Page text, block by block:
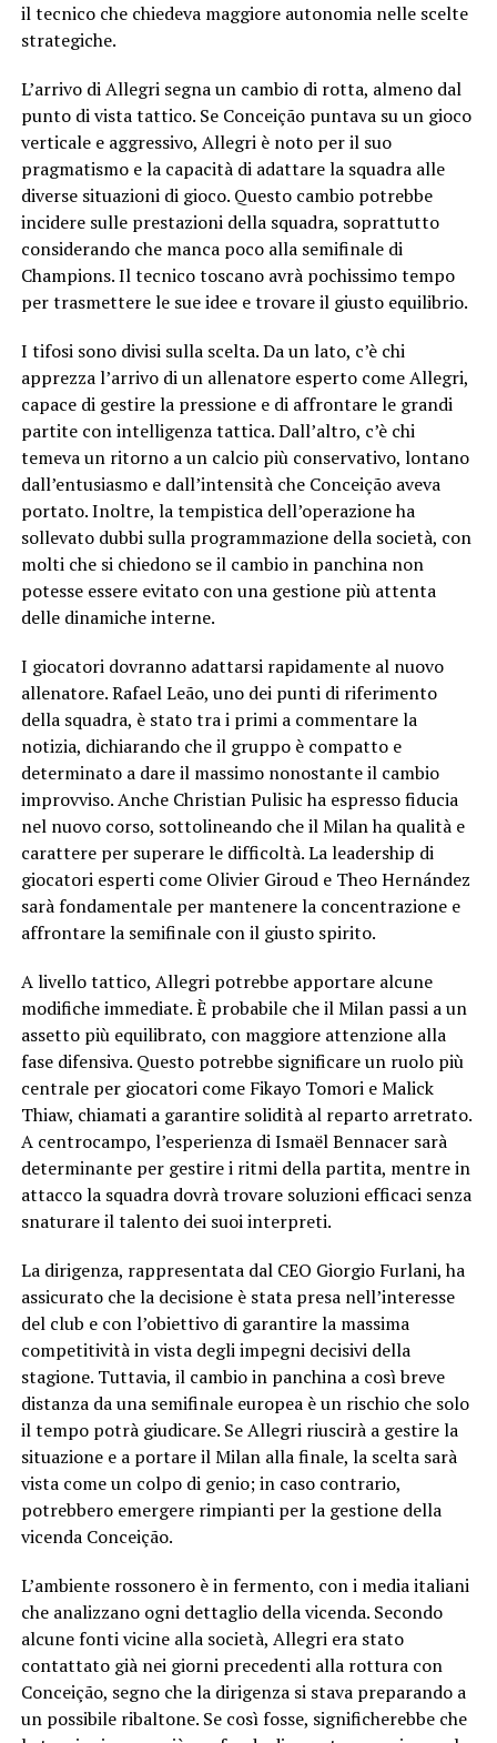
il tecnico che chiedeva maggiore autonomia nelle scelte
strategiche.
L’arrivo di Allegri segna un cambio di rotta, almeno dal
punto di vista tattico. Se Conceição puntava su un gioco
verticale e aggressivo, Allegri è noto per il suo
pragmatismo e la capacità di adattare la squadra alle
diverse situazioni di gioco. Questo cambio potrebbe
incidere sulle prestazioni della squadra, soprattutto
considerando che manca poco alla semifinale di
Champions. Il tecnico toscano avrà pochissimo tempo
per trasmettere le sue idee e trovare il giusto equilibrio.
I tifosi sono divisi sulla scelta. Da un lato, c’è chi
apprezza l’arrivo di un allenatore esperto come Allegri,
capace di gestire la pressione e di affrontare le grandi
partite con intelligenza tattica. Dall’altro, c’è chi
temeva un ritorno a un calcio più conservativo, lontano
dall’entusiasmo e dall’intensità che Conceição aveva
portato. Inoltre, la tempistica dell’operazione ha
sollevato dubbi sulla programmazione della società, con
molti che si chiedono se il cambio in panchina non
potesse essere evitato con una gestione più attenta
delle dinamiche interne.
I giocatori dovranno adattarsi rapidamente al nuovo
allenatore. Rafael Leão, uno dei punti di riferimento
della squadra, è stato tra i primi a commentare la
notizia, dichiarando che il gruppo è compatto e
determinato a dare il massimo nonostante il cambio
improvviso. Anche Christian Pulisic ha espresso fiducia
nel nuovo corso, sottolineando che il Milan ha qualità e
carattere per superare le difficoltà. La leadership di
giocatori esperti come Olivier Giroud e Theo Hernández
sarà fondamentale per mantenere la concentrazione e
affrontare la semifinale con il giusto spirito.
A livello tattico, Allegri potrebbe apportare alcune
modifiche immediate. È probabile che il Milan passi a un
assetto più equilibrato, con maggiore attenzione alla
fase difensiva. Questo potrebbe significare un ruolo più
centrale per giocatori come Fikayo Tomori e Malick
Thiaw, chiamati a garantire solidità al reparto arretrato.
A centrocampo, l’esperienza di Ismaël Bennacer sarà
determinante per gestire i ritmi della partita, mentre in
attacco la squadra dovrà trovare soluzioni efficaci senza
snaturare il talento dei suoi interpreti.
La dirigenza, rappresentata dal CEO Giorgio Furlani, ha
assicurato che la decisione è stata presa nell’interesse
del club e con l’obiettivo di garantire la massima
competitività in vista degli impegni decisivi della
stagione. Tuttavia, il cambio in panchina a così breve
distanza da una semifinale europea è un rischio che solo
il tempo potrà giudicare. Se Allegri riuscirà a gestire la
situazione e a portare il Milan alla finale, la scelta sarà
vista come un colpo di genio; in caso contrario,
potrebbero emergere rimpianti per la gestione della
vicenda Conceição.
L’ambiente rossonero è in fermento, con i media italiani
che analizzano ogni dettaglio della vicenda. Secondo
alcune fonti vicine alla società, Allegri era stato
contattato già nei giorni precedenti alla rottura con
Conceição, segno che la dirigenza si stava preparando a
un possibile ribaltone. Se così fosse, significherebbe che